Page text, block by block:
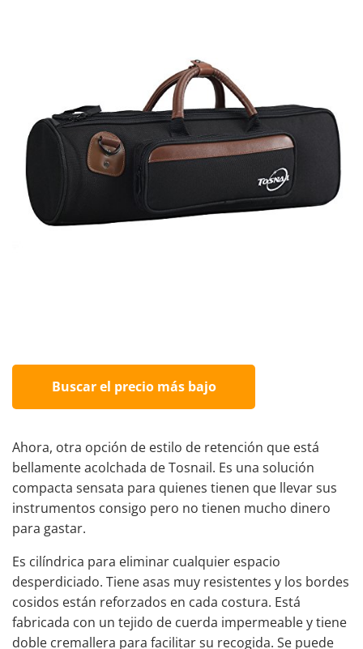
Buscar el precio más bajo
Ahora, otra opción de estilo de retención que está
bellamente acolchada de Tosnail. Es una solución
compacta sensata para quienes tienen que llevar sus
instrumentos consigo pero no tienen mucho dinero
para gastar.
Es cilíndrica para eliminar cualquier espacio
desperdiciado. Tiene asas muy resistentes y los bordes
cosidos están reforzados en cada costura. Está
fabricada con un tejido de cuerda impermeable y tiene
doble cremallera para facilitar su recogida. Se puede